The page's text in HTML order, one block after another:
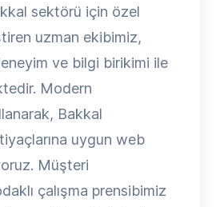
sektörü için özel
uzman ekibimiz,
ve bilgi birikimi ile
Modern
Bakkal
uygun web
Müşteri
çalışma prensibimiz